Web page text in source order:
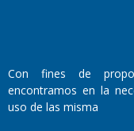
Domicilio Legal: José
Con fines de
encontramos en la
uso de las misma